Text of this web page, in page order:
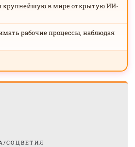
крупнейшую в мире открытую ИИ-
рабочие процессы, наблюдая
СОЦВЕТИЯ